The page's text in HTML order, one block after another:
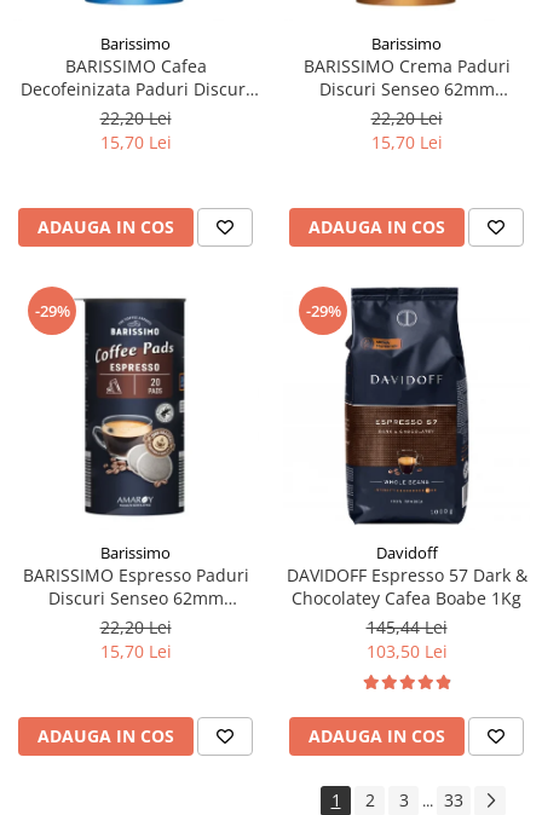
Barissimo
BARISSIMO Cafea
Decofeinizata Paduri Discuri
Senseo 62mm Monodoze
20buc - 140g
22,20 Lei
15,70 Lei
ADAUGA IN COS
Barissimo
BARISSIMO Crema Paduri
Discuri Senseo 62mm
Monodoze 20buc 140g
22,20 Lei
15,70 Lei
ADAUGA IN COS
-29%
Barissimo
BARISSIMO Espresso Paduri
Discuri Senseo 62mm
Monodoze 20buc 140g
22,20 Lei
15,70 Lei
ADAUGA IN COS
-29%
Davidoff
DAVIDOFF Espresso 57 Dark &
Chocolatey Cafea Boabe 1Kg
145,44 Lei
103,50 Lei
ADAUGA IN COS
1 2 3 ... 33